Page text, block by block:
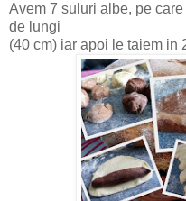
Avem 7 suluri albe, pe
de lungi
(40 cm) iar apoi le taiem in